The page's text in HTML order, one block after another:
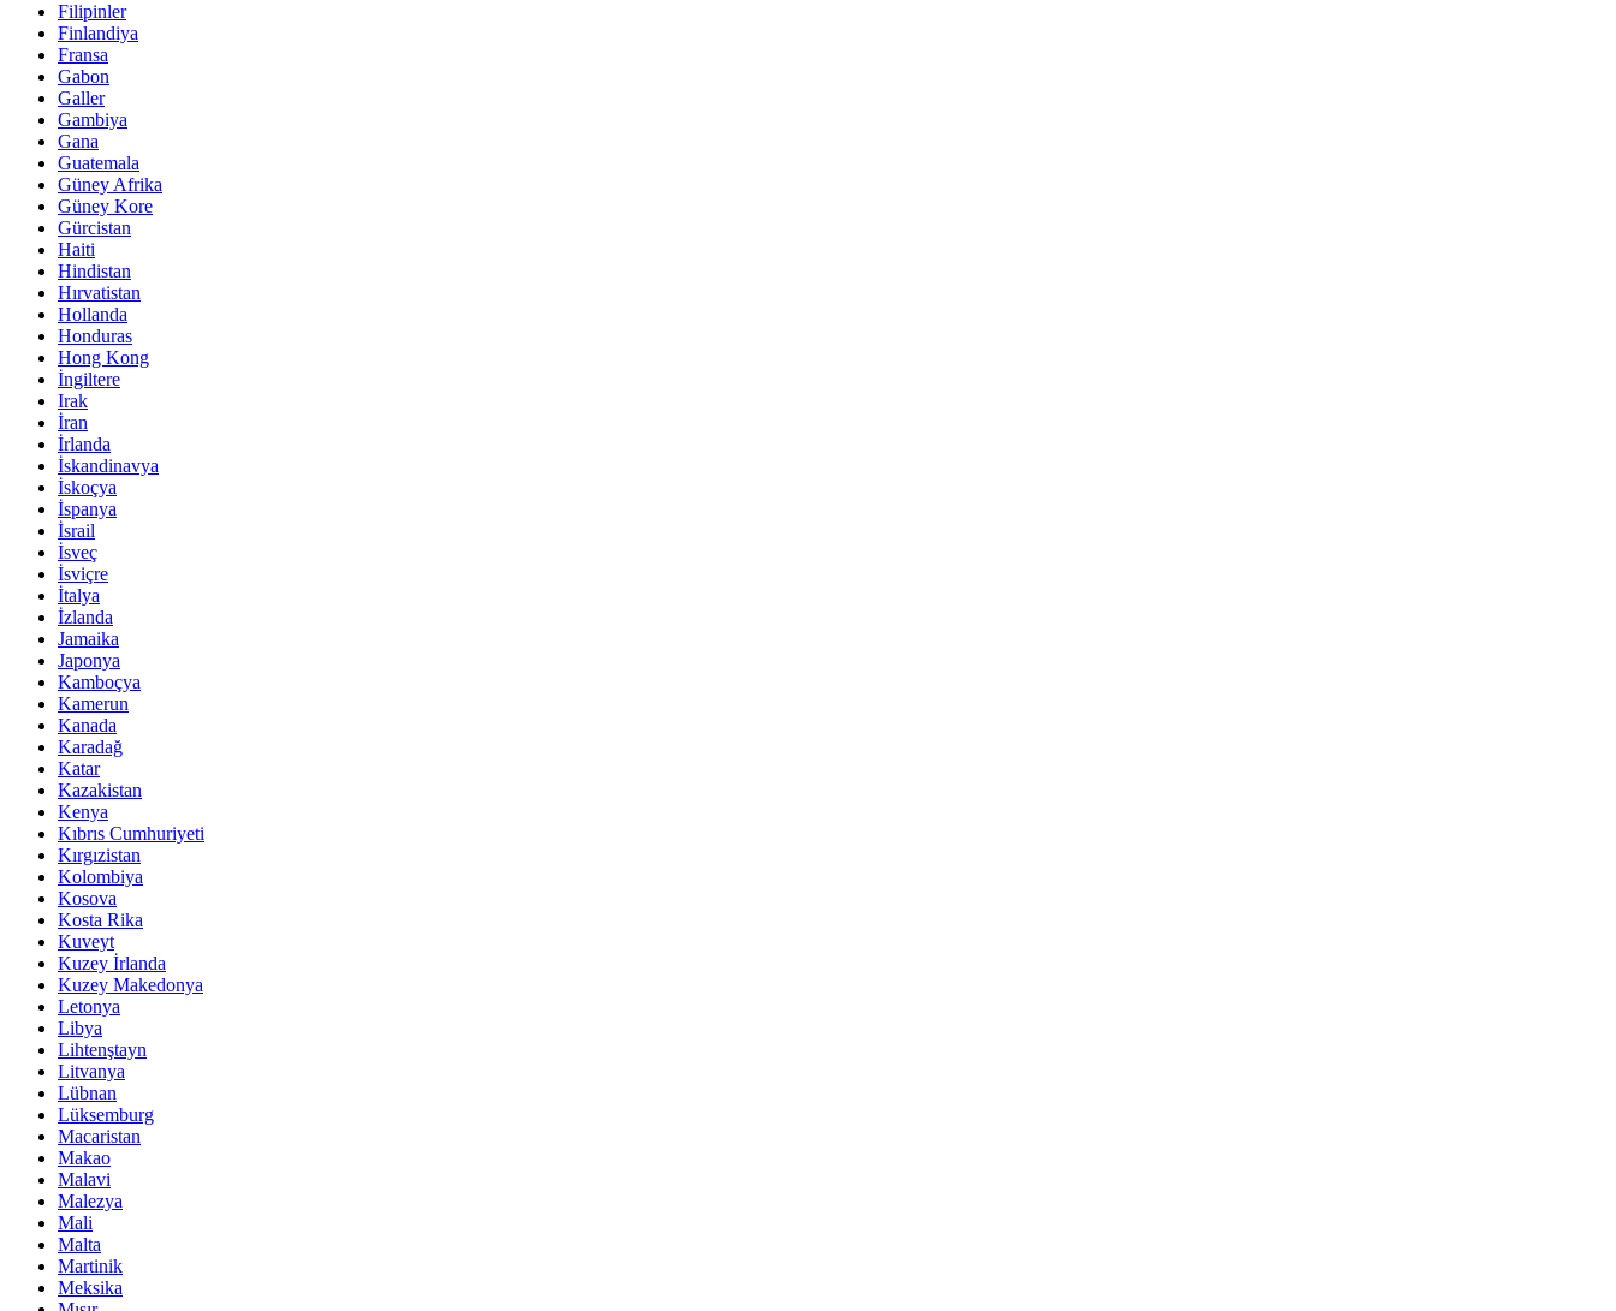
Filipinler
Finlandiya
Fransa
Gabon
Galler
Gambiya
Gana
Guatemala
Güney Afrika
Güney Kore
Gürcistan
Haiti
Hindistan
Hırvatistan
Hollanda
Honduras
Hong Kong
İngiltere
Irak
İran
İrlanda
İskandinavya
İskoçya
İspanya
İsrail
İsveç
İsviçre
İtalya
İzlanda
Jamaika
Japonya
Kamboçya
Kamerun
Kanada
Karadağ
Katar
Kazakistan
Kenya
Kıbrıs Cumhuriyeti
Kırgızistan
Kolombiya
Kosova
Kosta Rika
Kuveyt
Kuzey İrlanda
Kuzey Makedonya
Letonya
Libya
Lihtenştayn
Litvanya
Lübnan
Lüksemburg
Macaristan
Makao
Malavi
Malezya
Mali
Malta
Martinik
Meksika